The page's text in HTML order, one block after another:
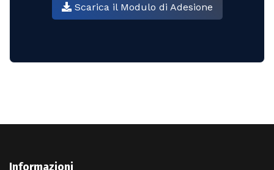
Scarica il Modulo di Adesione
Informazioni